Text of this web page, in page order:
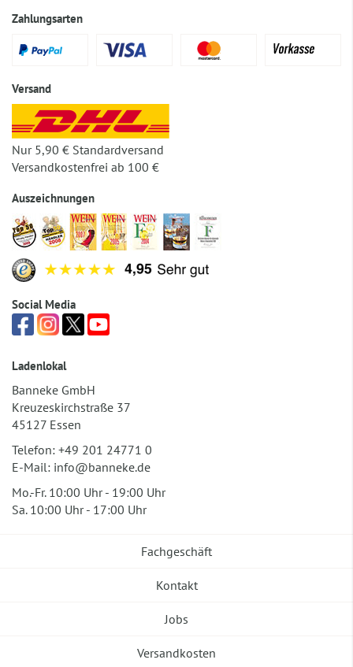
Zahlungsarten
Versand
Nur 5,90 € Standardversand
Versandkostenfrei ab 100 €
Auszeichnungen
Social Media
Ladenlokal
Banneke GmbH
Kreuzeskirchstraße 37
45127 Essen
Telefon: +49 201 24771 0
E-Mail: info@banneke.de
Mo.-Fr. 10:00 Uhr - 19:00 Uhr
Sa. 10:00 Uhr - 17:00 Uhr
Fachgeschäft
Kontakt
Jobs
Versandkosten